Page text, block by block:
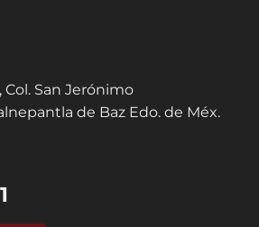
San Jerónimo
de Baz Edo. de Méx.